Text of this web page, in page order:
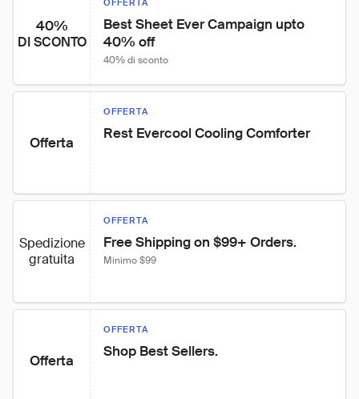
40%
DI SCONTO
OFFERTA
Best Sheet Ever Campaign upto
40% off
40% di sconto
Offerta
OFFERTA
Rest Evercool Cooling Comforter
Spedizione
gratuita
OFFERTA
Free Shipping on $99+ Orders.
Minimo $99
Offerta
OFFERTA
Shop Best Sellers.